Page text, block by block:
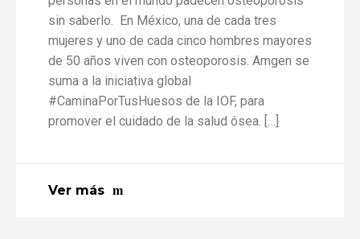
sin saberlo. En México, una de cada tres
mujeres y uno de cada cinco hombres mayores
de 50 años viven con osteoporosis. Amgen se
suma a la iniciativa global
#CaminaPorTusHuesos de la IOF, para
promover el cuidado de la salud ósea. […]
Ver más